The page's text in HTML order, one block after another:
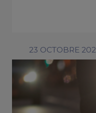
23 OCTOBRE